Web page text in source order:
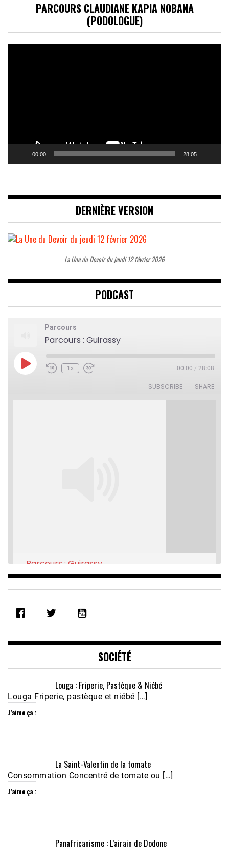
PARCOURS CLAUDIANE KAPIA NOBANA
(PODOLOGUE)
00:00 28:05
DERNIÈRE VERSION
La Une du Devoir du jeudi 12 février 2026
PODCAST
Parcours
Parcours : Guirassy
Play
Episode
Rewind
1x
Fast
00:00 / 28:08
SUBSCRIBE SHARE
RSS FEED
EMBED
Parcours : Guirassy
Feb 16, 2021 • 28:08
Nobana (Podologue)
Feb 24, 2021 • 28mn
SOCIÉTÉ
Louga : Friperie, Pastèque & Niébé
Louga Friperie, pastèque et niébé […]
J’aime ça :
La Saint-Valentin de la tomate
Consommation Concentré de tomate ou […]
J’aime ça :
Panafricanisme : L’airain de Dodone